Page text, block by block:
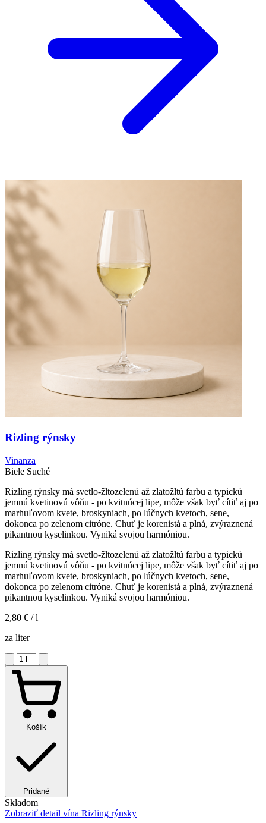
Rizling rýnsky
Vinanza
Biele Suché
Rizling rýnsky má svetlo-žltozelenú až zlatožltú farbu a typickú
jemnú kvetinovú vôňu - po kvitnúcej lipe, môže však byť cítiť aj po
marhuľovom kvete, broskyniach, po lúčnych kvetoch, sene,
dokonca po zelenom citróne. Chuť je korenistá a plná, zvýraznená
pikantnou kyselinkou. Vyniká svojou harmóniou.
Rizling rýnsky má svetlo-žltozelenú až zlatožltú farbu a typickú
jemnú kvetinovú vôňu - po kvitnúcej lipe, môže však byť cítiť aj po
marhuľovom kvete, broskyniach, po lúčnych kvetoch, sene,
dokonca po zelenom citróne. Chuť je korenistá a plná, zvýraznená
pikantnou kyselinkou. Vyniká svojou harmóniou.
2,80 € / l
za liter
Košík
Pridané
Skladom
Zobraziť detail vína Rizling rýnsky